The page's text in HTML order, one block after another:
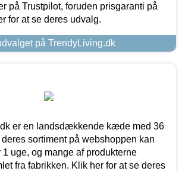
på Trustpilot, foruden prisgaranti på
for at se deres udvalg.
på TrendyLiving.dk
er en landsdækkende kæde med 36
deres sortiment på webshoppen kan
1 uge, og mange af produkterne
fra fabrikken. Klik her for at se deres